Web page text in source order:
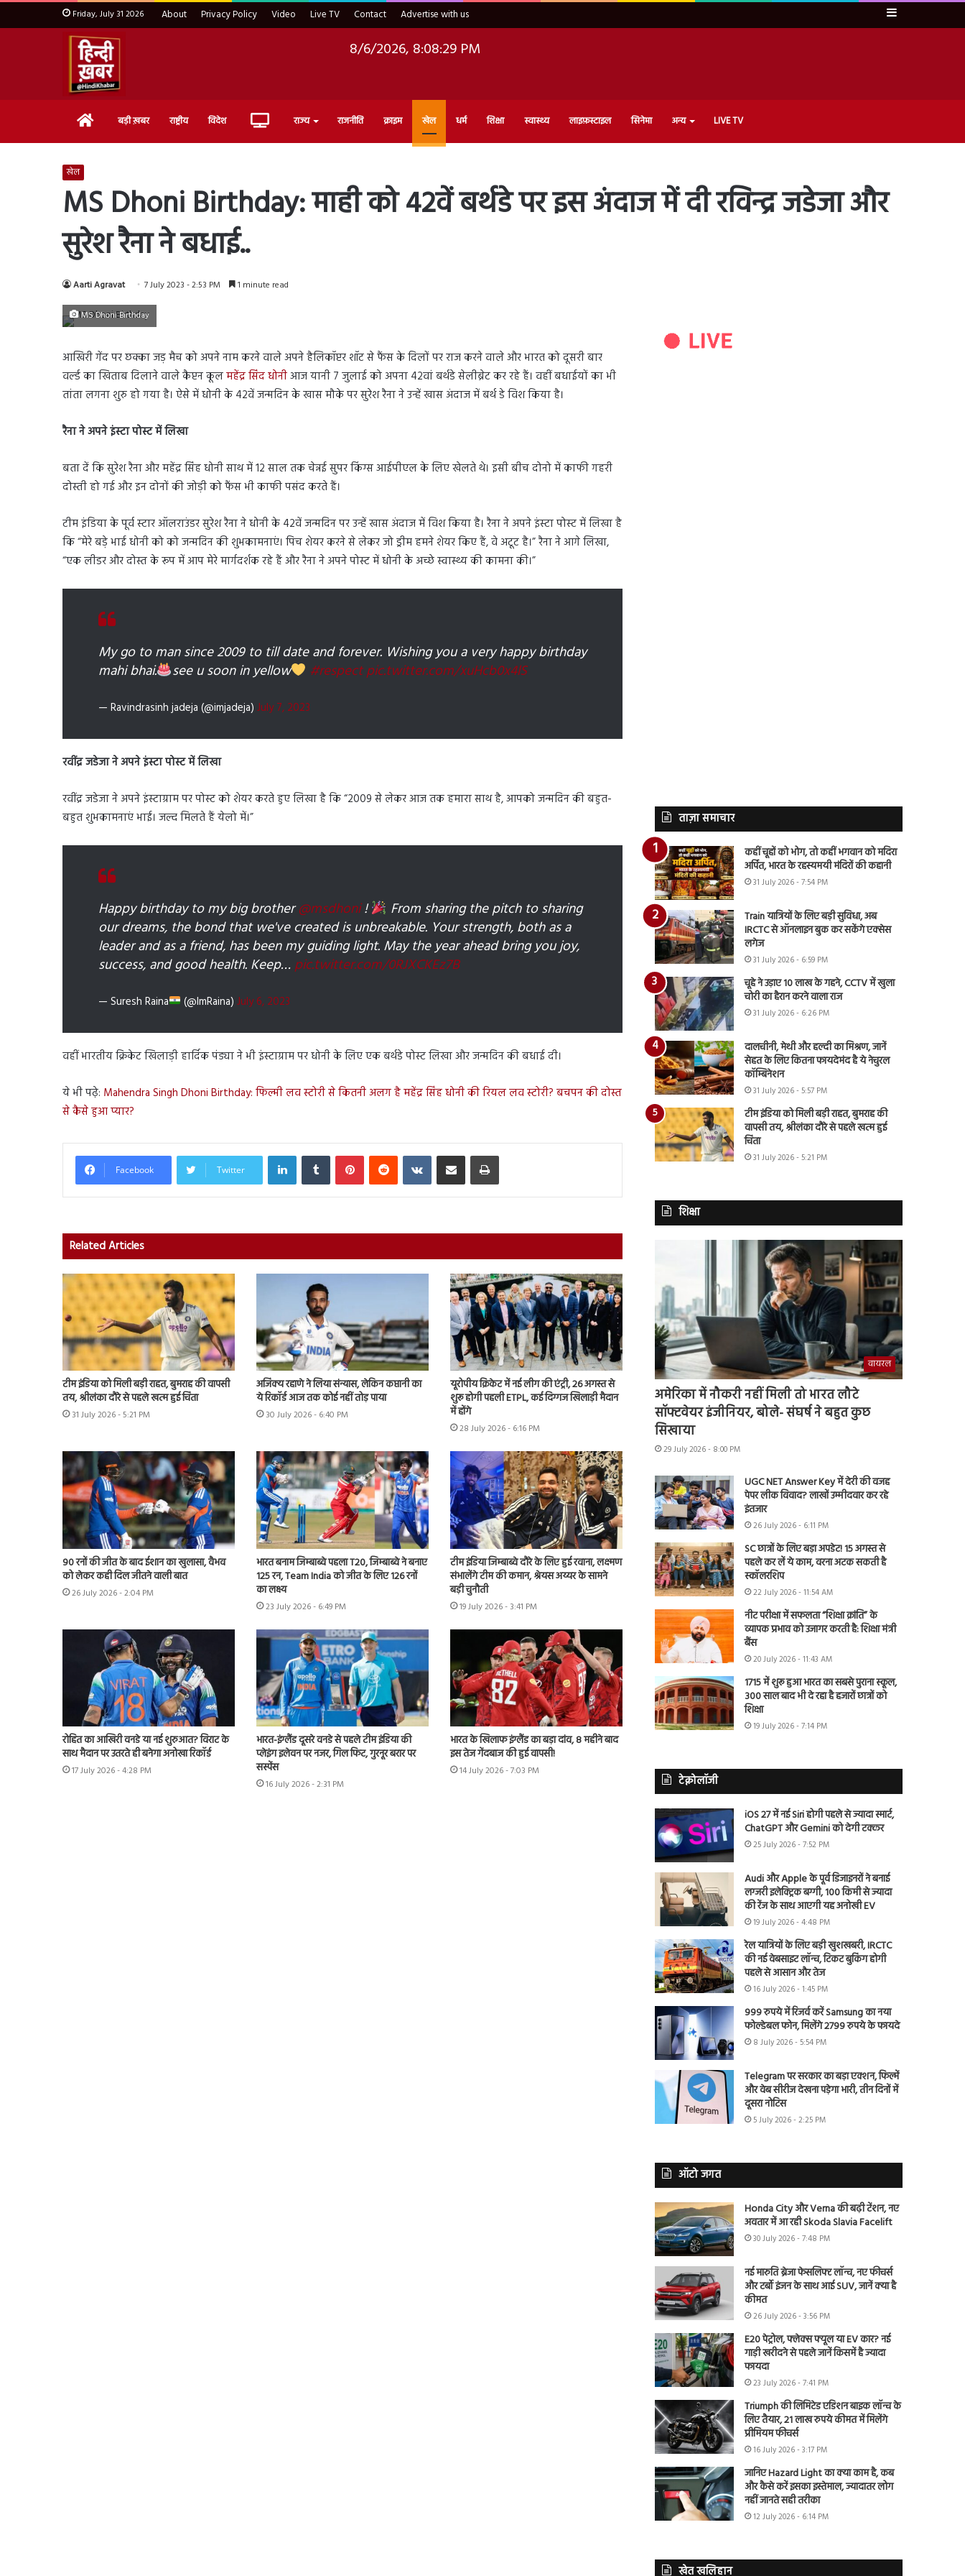
Friday, July 31 2026 About Privacy Policy Video Live TV Contact Advertise with us Sidebar
8/6/2026, 8:08:30 PM
Home बड़ी ख़बर राष्ट्रीय विदेश Live राज्य राजनीति क्राइम खेल धर्म शिक्षा स्वास्थ्य लाइफ़स्टाइल सिनेमा अन्य LIVE TV
खेल
MS Dhoni Birthday: माही को 42वें बर्थडे पर इस अंदाज में दी रविन्द्र जडेजा और
सुरेश रैना ने बधाई..
Aarti Agravat 7 July 2023 - 2:53 PM 1 minute read
MS Dhoni Birthday
आखिरी गेंद पर छक्का जड़ मैच को अपने नाम करने वाले अपने हैलिकॉप्टर शॉट से फैंस के दिलों पर राज करने वाले और भारत को दूसरी बार
वर्ल्ड का खिताब दिलाने वाले कैप्टन कूलमहेंद्र सिंद धोनीआज यानी 7 जुलाई को अपना 42वां बर्थडे सेलीब्रेट कर रहे हैं। वहीं बधाईयों का भी
तांता लगना शुरु हो गया है। ऐसे में धोनी के 42वें जन्मदिन के खास मौके पर सुरेश रैना ने उन्हें खास अंदाज में बर्थ डे विश किया है।
रैना ने अपने इंस्टा पोस्ट में लिखा
बता दें कि सुरेश रैना और महेंद्र सिंह धोनी साथ में 12 साल तक चेन्नई सुपर किंग्स आईपीएल के लिए खेलते थे। इसी बीच दोनो में काफी गहरी
दोस्ती हो गई और इन दोनों की जोड़ी को फैंस भी काफी पसंद करते हैं।
टीम इंडिया के पूर्व स्टार ऑलराउंडर सुरेश रैना ने धोनी के 42वें जन्मदिन पर उन्हें खास अंदाज में विश किया है। रैना ने अपने इंस्टा पोस्ट में लिखा है
कि “मेरे बड़े भाई धोनी को को जन्मदिन की शुभकामनाएं। पिच शेयर करने से लेकर जो ड्रीम हमने शेयर किए हैं, वे अटूट है।” रैना ने आगे लिखा,
“एक लीडर और दोस्त के रूप में आप मेरे मार्गदर्शक रहे हैं और रैना ने अपने पोस्ट में धोनी के अच्छे स्वास्थ्य की कामना की।”
My go to man since 2009 to till date and forever. Wishing you a very happy birthday
mahi bhai.
see u soon in yellow #respectpic.twitter.com/xuHcb0x4lS
— Ravindrasinh jadeja (@imjadeja) July 7, 2023
रवींद्र जडेजा ने अपने इंस्टा पोस्ट में लिखा
रवींद्र जडेजा ने अपने इंस्टाग्राम पर पोस्ट को शेयर करते हुए लिखा है कि “2009 से लेकर आज तक हमारा साथ है, आपको जन्मदिन की बहुत-
बहुत शुभकामनाएं भाई। जल्द मिलते हैं येलो में।”
Happy birthday to my big brother@msdhoni!
From sharing the pitch to sharing
our dreams, the bond that we've created is unbreakable. Your strength, both as a
leader and as a friend, has been my guiding light. May the year ahead bring you joy,
success, and good health. Keep…pic.twitter.com/0RJXCKEz7B
— Suresh Raina (@ImRaina)July 6, 2023
वहीं भारतीय क्रिकेट खिलाड़ी हार्दिक पंड्या ने भी इंस्टाग्राम पर धोनी के लिए एक बर्थडे पोस्ट लिखा और जन्मदिन की बधाई दी।
ये भी पढ़े: Mahendra Singh Dhoni Birthday: फिल्मी लव स्टोरी से कितनी अलग है महेंद्र सिंह धोनी की रियल लव स्टोरी? बचपन की दोस्त
से कैसे हुआ प्यार?
Facebook Twitter
LinkedInTumblr PinterestReddit VKontakteShare via Email Print
Related Articles
टीम इंडिया को मिली बड़ी राहत, बुमराह की वापसी
तय, श्रीलंका दौरे से पहले खत्म हुई चिंता
31 July 2026 - 5:21 PM
अजिंक्य रहाणे ने लिया संन्यास, लेकिन कप्तानी का
ये रिकॉर्ड आज तक कोई नहीं तोड़ पाया
30 July 2026 - 6:40 PM
यूरोपीय क्रिकेट में नई लीग की एंट्री, 26 अगस्त से
शुरू होगी पहली ETPL, कई दिग्गज खिलाड़ी मैदान
में होंगे
28 July 2026 - 6:16 PM
90 रनों की जीत के बाद ईशान का खुलासा, वैभव
को लेकर कही दिल जीतने वाली बात
26 July 2026 - 2:04 PM
भारत बनाम जिम्बाब्वे पहला T20, जिम्बाब्वे ने बनाए
125 रन, Team India को जीत के लिए 126 रनों
का लक्ष्य
23 July 2026 - 6:49 PM
टीम इंडिया जिम्बाब्वे दौरे के लिए हुई रवाना, लक्ष्मण
संभालेंगे टीम की कमान, श्रेयस अय्यर के सामने
बड़ी चुनौती
19 July 2026 - 3:41 PM
रोहित का आखिरी वनडे या नई शुरुआत? विराट के
साथ मैदान पर उतरते ही बनेगा अनोखा रिकॉर्ड
17 July 2026 - 4:28 PM
भारत-इंग्लैंड दूसरे वनडे से पहले टीम इंडिया की
प्लेइंग इलेवन पर नजर, गिल फिट, गुरनूर बरार पर
सस्पेंस
16 July 2026 - 2:31 PM
भारत के खिलाफ इंग्लैंड का बड़ा दांव, 8 महीने बाद
इस तेज गेंदबाज की हुई वापसी!
14 July 2026 - 7:03 PM
ताज़ा समाचार
कहीं चूहों को भोग, तो कहीं भगवान को मदिरा
अर्पित, भारत के रहस्यमयी मंदिरों की कहानी
31 July 2026 - 7:54 PM
Train यात्रियों के लिए बड़ी सुविधा, अब
IRCTC से ऑनलाइन बुक कर सकेंगे एक्सेस
लगेज
31 July 2026 - 6:59 PM
चूहे ने उड़ाए 10 लाख के गहने, CCTV में खुला
चोरी का हैरान करने वाला राज
31 July 2026 - 6:26 PM
दालचीनी, मेथी और हल्दी का मिश्रण, जानें
सेहत के लिए कितना फायदेमंद है ये नेचुरल
कॉम्बिनेशन
31 July 2026 - 5:57 PM
टीम इंडिया को मिली बड़ी राहत, बुमराह की
वापसी तय, श्रीलंका दौरे से पहले खत्म हुई
चिंता
31 July 2026 - 5:21 PM
शिक्षा
वायरल
अमेरिका में नौकरी नहीं मिली तो भारत लौटे
सॉफ्टवेयर इंजीनियर, बोले- संघर्ष ने बहुत कुछ
सिखाया
29 July 2026 - 8:00 PM
UGC NET Answer Key में देरी की वजह
पेपर लीक विवाद? लाखों उम्मीदवार कर रहे
इंतजार
26 July 2026 - 6:11 PM
SC छात्रों के लिए बड़ा अपडेट! 15 अगस्त से
पहले कर लें ये काम, वरना अटक सकती है
स्कॉलरशिप
22 July 2026 - 11:54 AM
नीट परीक्षा में सफलता “शिक्षा क्रांति” के
व्यापक प्रभाव को उजागर करती है: शिक्षा मंत्री
बैंस
20 July 2026 - 11:43 AM
1715 में शुरू हुआ भारत का सबसे पुराना स्कूल,
300 साल बाद भी दे रहा है हजारों छात्रों को
शिक्षा
19 July 2026 - 7:14 PM
टेक्नोलॉजी
iOS 27 में नई Siri होगी पहले से ज्यादा स्मार्ट,
ChatGPT और Gemini को देगी टक्कर
25 July 2026 - 7:52 PM
Audi और Apple के पूर्व डिजाइनरों ने बनाई
लग्जरी इलेक्ट्रिक बग्गी, 100 किमी से ज्यादा
की रेंज के साथ आएगी यह अनोखी EV
19 July 2026 - 4:48 PM
रेल यात्रियों के लिए बड़ी खुशखबरी, IRCTC
की नई वेबसाइट लॉन्च, टिकट बुकिंग होगी
पहले से आसान और तेज
16 July 2026 - 1:45 PM
999 रुपये में रिजर्व करें Samsung का नया
फोल्डेबल फोन, मिलेंगे 2799 रुपये के फायदे
8 July 2026 - 5:54 PM
Telegram पर सरकार का बड़ा एक्शन, फिल्में
और वेब सीरीज देखना पड़ेगा भारी, तीन दिनों में
दूसरा नोटिस
5 July 2026 - 2:25 PM
ऑटो जगत
Honda City और Verna की बढ़ी टेंशन, नए
अवतार में आ रही Skoda Slavia Facelift
30 July 2026 - 7:48 PM
नई मारुति ब्रेजा फेसलिफ्ट लॉन्च, नए फीचर्स
और टर्बो इंजन के साथ आई SUV, जानें क्या है
कीमत
26 July 2026 - 3:56 PM
E20 पेट्रोल, फ्लेक्स फ्यूल या EV कार? नई
गाड़ी खरीदने से पहले जानें किसमें है ज्यादा
फायदा
23 July 2026 - 7:41 PM
Triumph की लिमिटेड एडिशन बाइक लॉन्च के
लिए तैयार, 21 लाख रुपये कीमत में मिलेंगे
प्रीमियम फीचर्स
16 July 2026 - 3:17 PM
जानिए Hazard Light का क्या काम है, कब
और कैसे करें इसका इस्तेमाल, ज्यादातर लोग
नहीं जानते सही तरीका
12 July 2026 - 6:14 PM
खेत खलिहान